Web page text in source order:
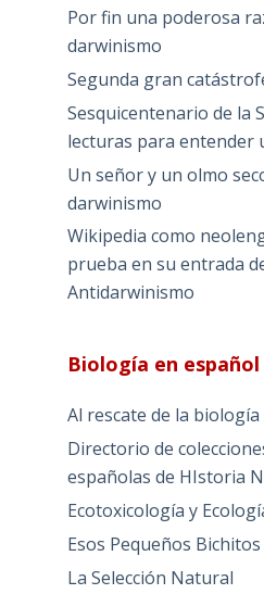
Por fin una poderosa
darwinismo
Segunda gran
Sesquicentenario de la
lecturas para entender
Un señor y un olmo
darwinismo
Wikipedia como
prueba en su entrada
Antidarwinismo
Biología en español
Al rescate de la biología
Directorio de
españolas de HIstoria
Ecotoxicología y
Esos Pequeños Bichitos
La Selección Natural